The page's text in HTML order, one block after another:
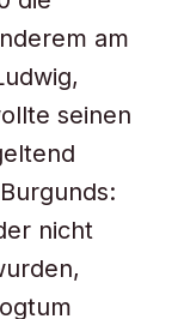
am
seinen
nicht